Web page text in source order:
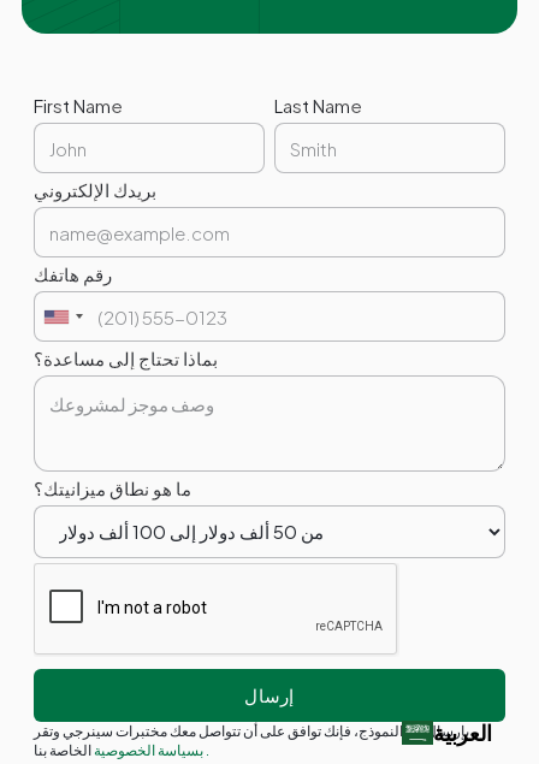
First Name Last Name
بريدك الإلكتروني
رقم هاتفك
بماذا تحتاج إلى مساعدة؟
ما هو نطاق ميزانيتك؟
بإرسال هذا النموذج، فإنك توافق على أن تتواصل معك مختبرات سينرجي وتقر
بسياسة الخصوصيةالخاصة بنا
العربية‏